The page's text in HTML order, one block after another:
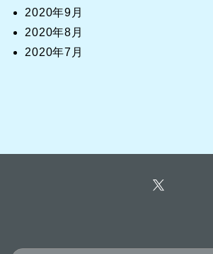
2020年9月
2020年8月
2020年7月